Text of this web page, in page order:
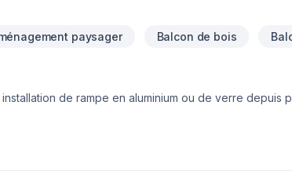
paysager Balcon de bois
de rampe en aluminium ou de verre depuis